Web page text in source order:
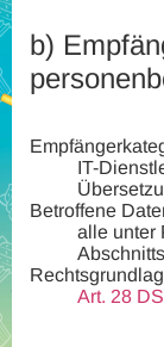
b)
IT-
Betroffene
alle unter
Abschnitts
Art. 28